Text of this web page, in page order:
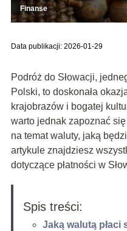
Finanse
Data publikacji: 2026-01-29
Podróż do Słowacji,
Polski, to doskonała
krajobrazów i bogatej
warto jednak zapoznać
na temat waluty, jaką
artykule znajdziesz
dotyczące płatności w
Spis treści:
Jaką walutą płaci